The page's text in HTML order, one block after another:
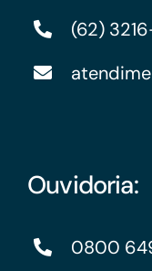
(62)
Ouvidoria:
0800